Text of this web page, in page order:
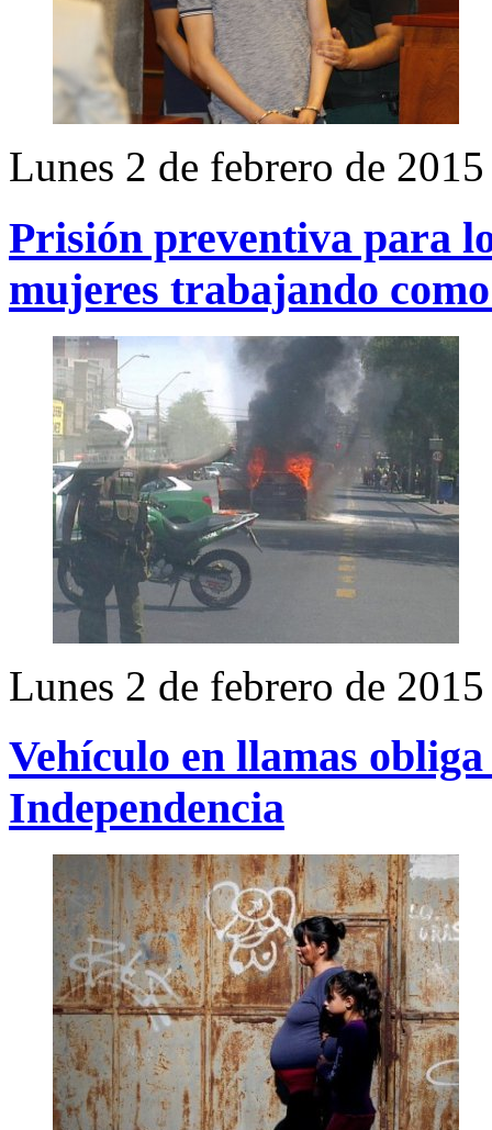
Lunes 2 de febrero de 2015
Prisión preventiva para
mujeres trabajando
Lunes 2 de febrero de 2015
Vehículo en llamas
Independencia